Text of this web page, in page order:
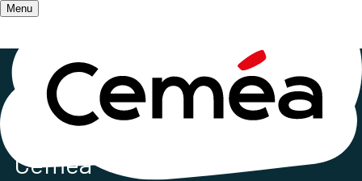
Menu
Accueil/ Le chant et la danse
chant et la danse
Cemea